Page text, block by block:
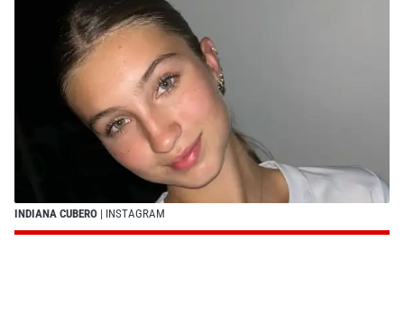
INDIANA CUBERO | INSTAGRAM